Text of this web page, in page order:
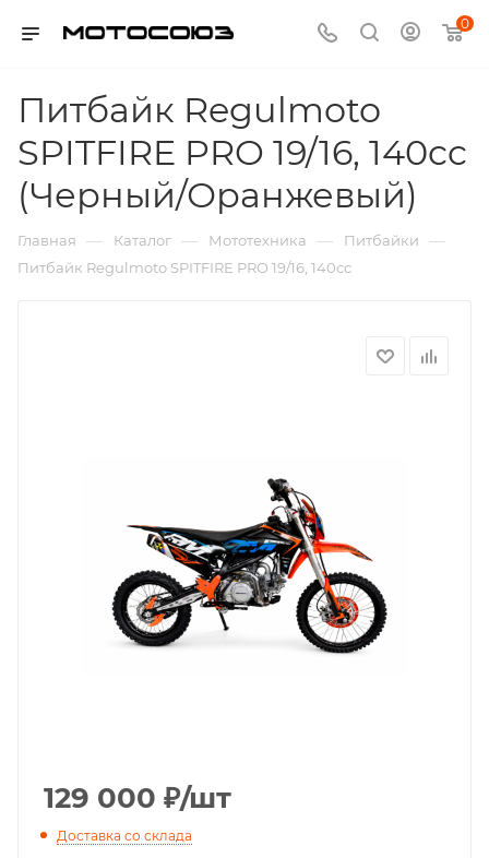
0
Питбайк Regulmoto
SPITFIRE PRO 19/16, 140cc
(Черный/Оранжевый)
Главная — Каталог — Мототехника — Питбайки —
Питбайк Regulmoto SPITFIRE PRO 19/16, 140cc
129 000 ₽/шт
Доставка со склада